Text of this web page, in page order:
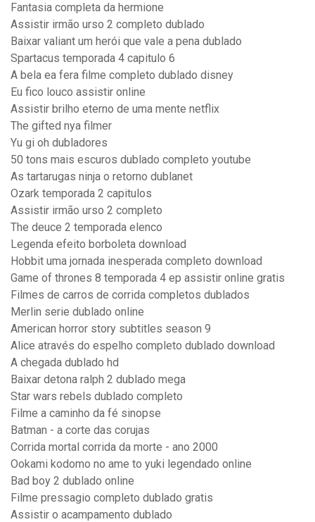
Fantasia completa da hermione
Assistir irmão urso 2 completo dublado
Baixar valiant um herói que vale a pena dublado
Spartacus temporada 4 capitulo 6
A bela ea fera filme completo dublado disney
Eu fico louco assistir online
Assistir brilho eterno de uma mente netflix
The gifted nya filmer
Yu gi oh dubladores
50 tons mais escuros dublado completo youtube
As tartarugas ninja o retorno dublanet
Ozark temporada 2 capitulos
Assistir irmão urso 2 completo
The deuce 2 temporada elenco
Legenda efeito borboleta download
Hobbit uma jornada inesperada completo download
Game of thrones 8 temporada 4 ep assistir online gratis
Filmes de carros de corrida completos dublados
Merlin serie dublado online
American horror story subtitles season 9
Alice através do espelho completo dublado download
A chegada dublado hd
Baixar detona ralph 2 dublado mega
Star wars rebels dublado completo
Filme a caminho da fé sinopse
Batman - a corte das corujas
Corrida mortal corrida da morte - ano 2000
Ookami kodomo no ame to yuki legendado online
Bad boy 2 dublado online
Filme pressagio completo dublado gratis
Assistir o acampamento dublado